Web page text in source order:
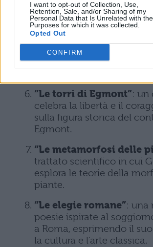
I want to opt-out of Collection, Use,
Retention, Sale, and/or Sharing of my
Personal Data that Is Unrelated with the
Purposes for which it was collected.
Opted Out
CONFIRM
“Gli anni di
Wilhelm Meister”:
romanzo precedente,
seguire il protagonista
avventure e nella sua
“Le torri di Egmont”: un
celebra la libertà e il
sulla figura storica del
Egmont.
“Le metamorfosi delle
trattato scientifico in cui
esplora le teorie della
piante.
“Le elegie romane”: una
poesie ispirate al
a Roma, esprimendo il
la cultura e l’arte classica.